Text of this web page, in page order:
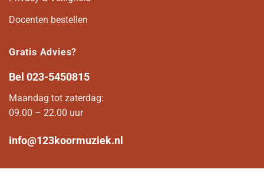
Docenten bestellen
Gratis Advies?
Bel 023-5450815
Maandag tot zaterdag:
09.00 – 22.00 uur
info@123koormuziek.nl